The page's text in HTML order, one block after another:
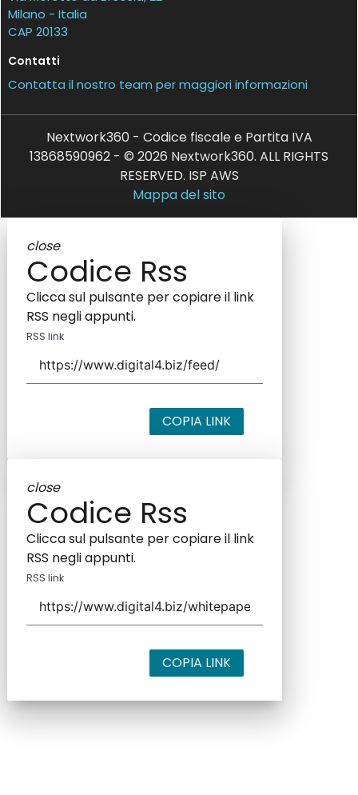
Milano - Italia
CAP 20133
Contatti
Contatta il nostro team per maggiori informazioni
Nextwork360 - Codice fiscale e Partita IVA
13868590962 - © 2026 Nextwork360. ALL RIGHTS
RESERVED. ISP AWS
Mappa del sito
close
Codice Rss
Clicca sul pulsante per copiare il link
RSS negli appunti.
RSS link
COPIA LINK
close
Codice Rss
Clicca sul pulsante per copiare il link
RSS negli appunti.
RSS link
COPIA LINK